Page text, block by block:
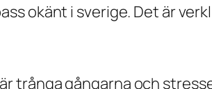
okänt i sverige. Det är
trånga gångarna och